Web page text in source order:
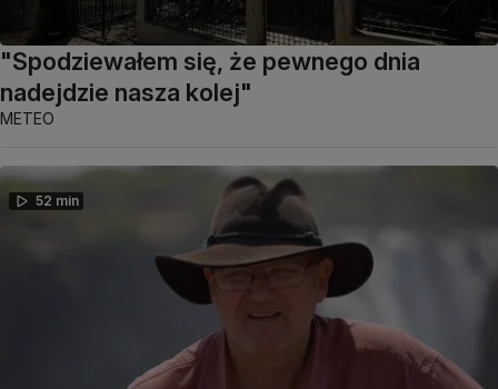
"Spodziewałem się, że pewnego dnia
nadejdzie nasza kolej"
METEO
52 min